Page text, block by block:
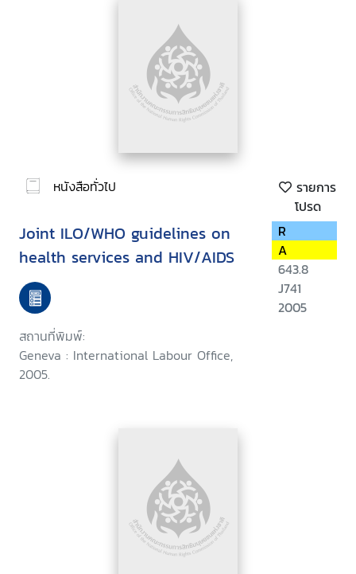
หนังสือทั่วไป
รายการ
โปรด
Joint ILO/WHO guidelines on
health services and HIV/AIDS
สถานที่พิมพ์:
Geneva : International Labour Office,
2005.
R
A
643.8
J741
2005